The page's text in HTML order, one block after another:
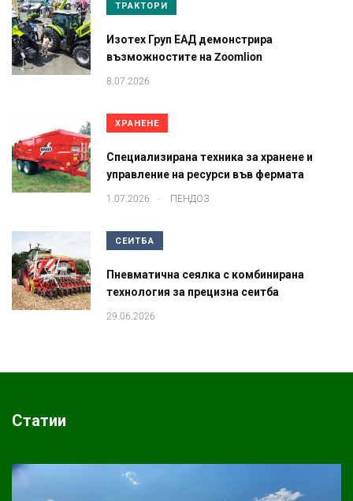
ТРАКТОРИ
Изотех Груп ЕАД демонстрира
възможностите на Zoomlion
8.07.2026
ХРАНЕНЕ
Специализирана техника за хранене и
управление на ресурси във фермата
1.07.2026 . ПЕНДОЗ
СЕИТБА
Пневматична сеялка с комбинирана
технология за прецизна сеитба
29.06.2026
Статии